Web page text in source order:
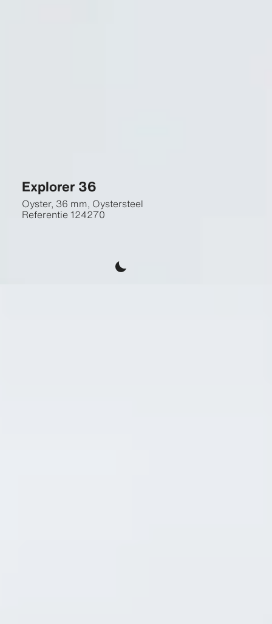
Explorer 36
Oyster, 36 mm, Oystersteel
Referentie124270